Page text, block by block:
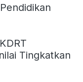
Tingkatkan